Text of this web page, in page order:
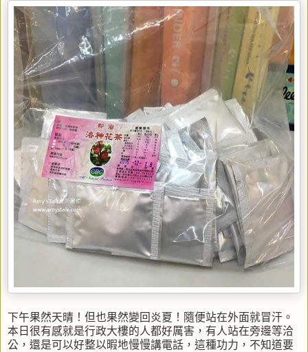
下午果然天晴！但也果然變回炎夏！隨便站在外面就冒汗。
本日很有感就是行政大樓的人都好厲害，有人站在旁邊等洽
公，還是可以好整以暇地慢慢講電話，這種功力，不知道要